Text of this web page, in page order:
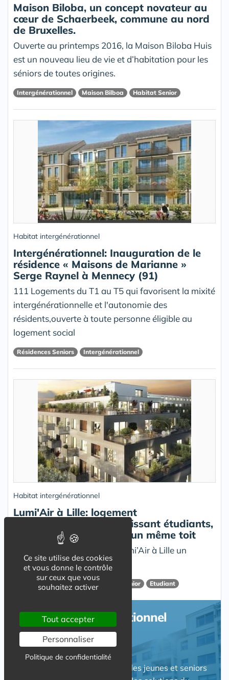
Maison Biloba, un concept novateur au
cœur de Schaerbeek, commune au nord
de Bruxelles.
Ouverte au printemps 2016, la Maison Biloba Huis
est un nouveau lieu de vie et d’habitation pour les
séniors de toutes origines.
Intergénérationnel Maison Bilboa Habitat Senior
Habitat intergénérationnel
Intergénérationnel: Inauguration de le
résidence « Maisons de Marianne »
Serge Raynel à Mennecy (91)
111 Logements du T1 au T5 qui favorisent la mixité
intergénérationnelle et l'autonomie des
résidents,ouverte à toute personne éligible au
logement social
Résidences Seniors Intergénérationnel
Habitat intergénérationnel
Lumi'Air à Lille: logement
multigénérationnel réunissant étudiants,
familles et séniors sous un même toit
Eiffage Immobilier dévoile Lumi’Air à Lille un
programme immobilier mixte
Intergénérationnel Senior Etudiant
Habitat intergénérationnel
La solution du logement pour les jeunes et seniors
Ce site utilise des cookies
et vous donne le contrôle
sur ceux que vous
souhaitez activer
Tout accepter
Personnaliser
Politique de confidentialité